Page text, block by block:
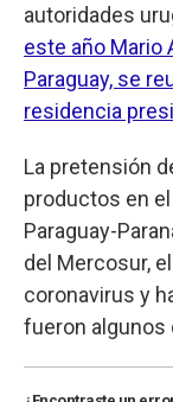
autoridades
este año Mario
Paraguay, se
residencia
La pretensión
productos en
Paraguay-
del Mercosur,
coronavirus y
fueron algunos